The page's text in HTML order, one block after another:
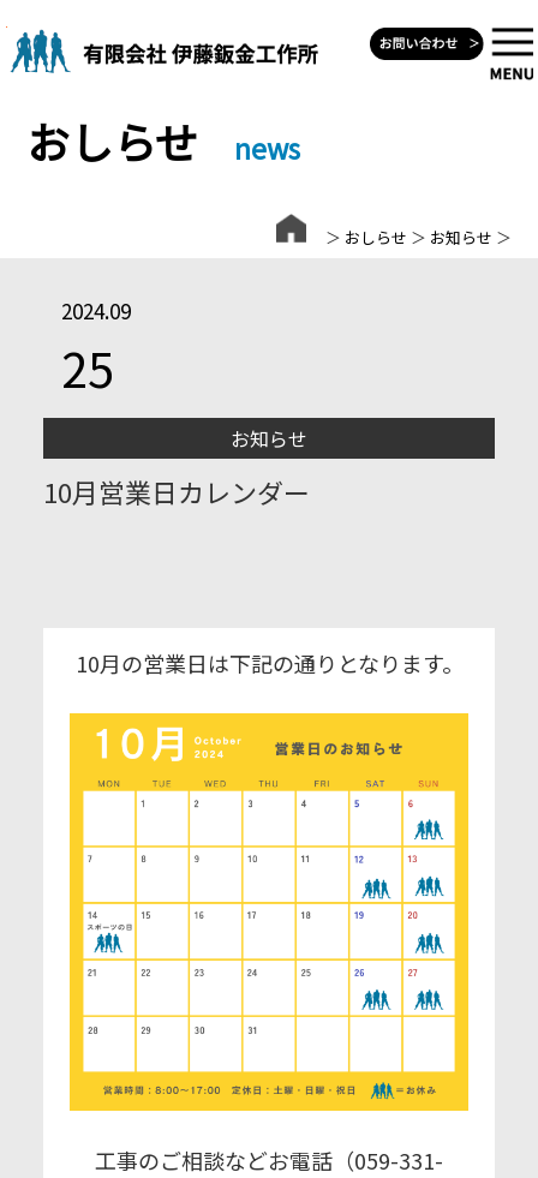
to
content
おしらせ news
＞ おしらせ ＞ お知らせ ＞
2024.09
25
お知らせ
10月営業日カレンダー
10月の営業日は下記の通りとなります。
工事のご相談などお電話（059-331-